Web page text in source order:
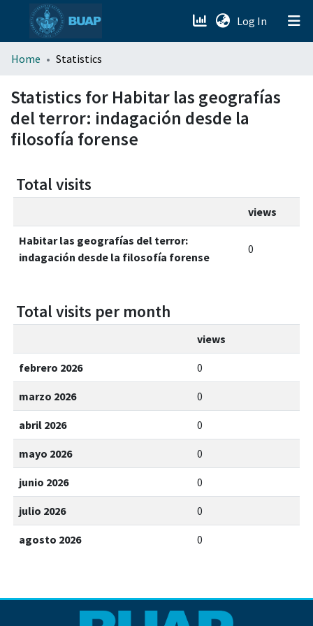
Log In (current)
menu.section.about_menu
All of DSpace
Home Statistics
Statistics for Habitar las geografías
del terror: indagación desde la
filosofía forense
Total visits
views
Habitar las geografías del terror:
indagación desde la filosofía forense
0
Total visits per month
views
febrero 2026 0
marzo 2026 0
abril 2026 0
mayo 2026 0
junio 2026 0
julio 2026 0
agosto 2026 0